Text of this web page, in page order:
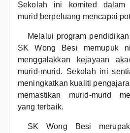
Sekolah ini komited dalam
murid berpeluang mencapai
Melalui program
SK Wong Besi memupuk
menggalakkan kejayaan
murid-murid. Sekolah ini
meningkatkan kualiti
memastikan murid-murid
yang terbaik.
SK Wong Besi